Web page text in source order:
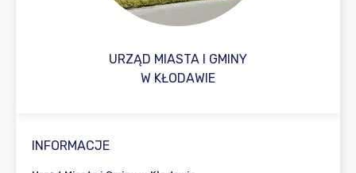
URZĄD MIASTA I GMINY
W KŁODAWIE
INFORMACJE